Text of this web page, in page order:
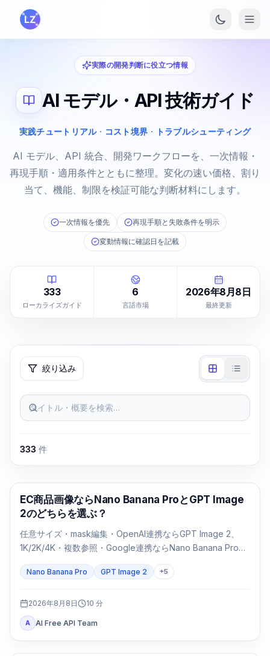
メインコンテンツへスキップ
実際の開発判断に役立つ情報
AI モデル・API 技術ガイド
実践チュートリアル · コスト境界 · トラブルシューティング
AI モデル、API 統合、開発ワークフローを、一次情報・
再現手順・適用条件とともに整理。変化の速い価格、割り
当て、機能、制限を検証可能な判断材料にします。
一次情報を優先 再現手順と失敗条件を明示
変動情報に確認日を記載
333
ローカライズガイド
6
言語市場
2026年8月8日
最終更新
絞り込み
タイトル・概要を検索…
333 件
AI画像生成
EC商品画像ならNano Banana ProとGPT Image
2のどちらを選ぶ？
任意サイズ・mask編集・OpenAI連携ならGPT Image 2、
1K/2K/4K・複数参照・Google連携ならNano Banana Proを
SKUで両方を検証します。
Nano Banana Pro GPT Image 2 +5
2026年8月8日 10 分
A AI Free API Team